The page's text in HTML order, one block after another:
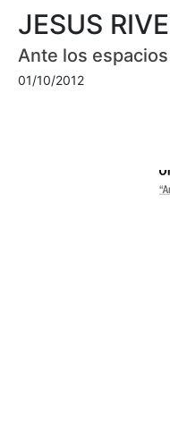
JESUS
Ante los
01/10/2012